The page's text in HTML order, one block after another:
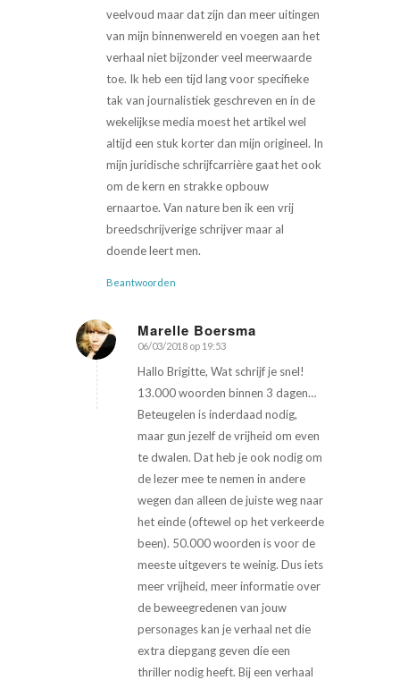
veelvoud maar dat zijn dan meer uitingen
van mijn binnenwereld en voegen aan het
verhaal niet bijzonder veel meerwaarde
toe. Ik heb een tijd lang voor specifieke
tak van journalistiek geschreven en in de
wekelijkse media moest het artikel wel
altijd een stuk korter dan mijn origineel. In
mijn juridische schrijfcarrière gaat het ook
om de kern en strakke opbouw
ernaartoe. Van nature ben ik een vrij
breedschrijverige schrijver maar al
doende leert men.
Beantwoorden
Marelle Boersma
zegt:
06/03/2018 op 19:53
Hallo Brigitte, Wat schrijf je snel!
13.000 woorden binnen 3 dagen…
Beteugelen is inderdaad nodig,
maar gun jezelf de vrijheid om even
te dwalen. Dat heb je ook nodig om
de lezer mee te nemen in andere
wegen dan alleen de juiste weg naar
het einde (oftewel op het verkeerde
been). 50.000 woorden is voor de
meeste uitgevers te weinig. Dus iets
meer vrijheid, meer informatie over
de beweegredenen van jouw
personages kan je verhaal net die
extra diepgang geven die een
thriller nodig heeft. Bij een verhaal